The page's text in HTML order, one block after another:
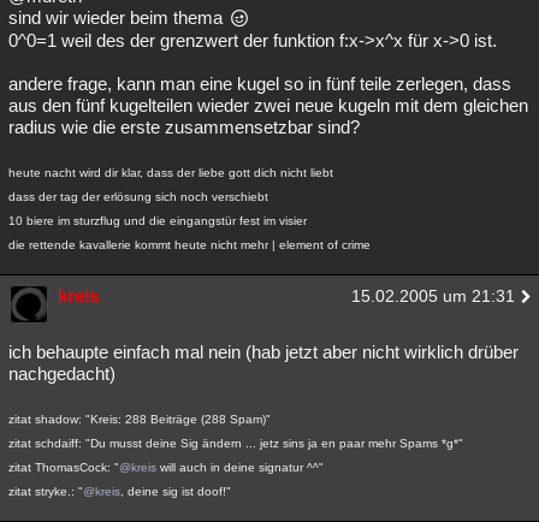
sind wir wieder beim thema
0^0=1 weil des der grenzwert der funktion f:x->x^x für x->0 ist.
andere frage, kann man eine kugel so in fünf teile zerlegen, dass
aus den fünf kugelteilen wieder zwei neue kugeln mit dem gleichen
radius wie die erste zusammensetzbar sind?
heute nacht wird dir klar, dass der liebe gott dich nicht liebt
dass der tag der erlösung sich noch verschiebt
10 biere im sturzflug und die eingangstür fest im visier
die rettende kavallerie kommt heute nicht mehr | element of crime
kreis 15.02.2005 um 21:31
ich behaupte einfach mal nein (hab jetzt aber nicht wirklich drüber
nachgedacht)
zitat shadow: "Kreis: 288 Beiträge (288 Spam)"
zitat schdaiff: "Du musst deine Sig ändern ... jetz sins ja en paar mehr Spams *g*"
zitat ThomasCock: "@kreis will auch in deine signatur ^^"
zitat stryke.: "@kreis , deine sig ist doof!"